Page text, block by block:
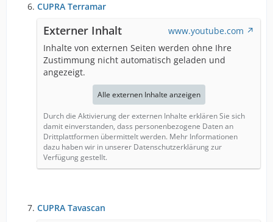
CUPRA Terramar
Externer Inhalt
www.youtube.com
Inhalte von externen Seiten werden ohne Ihre
Zustimmung nicht automatisch geladen und
angezeigt.
Alle externen Inhalte anzeigen
Durch die Aktivierung der externen Inhalte erklären Sie sich
damit einverstanden, dass personenbezogene Daten an
Drittplattformen übermittelt werden. Mehr Informationen
dazu haben wir in unserer Datenschutzerklärung zur
Verfügung gestellt.
CUPRA Tavascan